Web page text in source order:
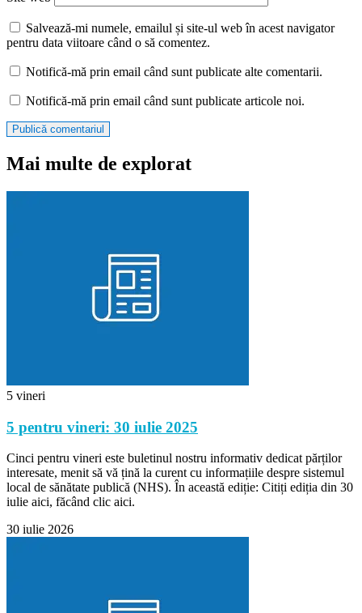
Salvează-mi numele, emailul și site-ul web în acest navigator
pentru data viitoare când o să comentez.
Notifică-mă prin email când sunt publicate alte comentarii.
Notifică-mă prin email când sunt publicate articole noi.
Mai multe de explorat
5 vineri
5 pentru vineri: 30 iulie 2025
Cinci pentru vineri este buletinul nostru informativ dedicat părților
interesate, menit să vă țină la curent cu informațiile despre sistemul
local de sănătate publică (NHS). În această ediție: Citiți ediția din 30
iulie aici, făcând clic aici.
30 iulie 2026